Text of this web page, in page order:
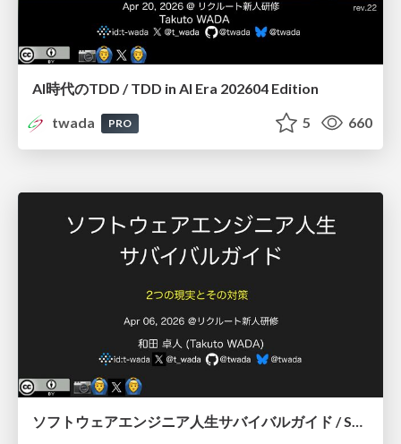
AI時代のTDD / TDD in AI Era 202604 Edition
twada
PRO 5 660
ソフトウェアエンジニア人生サバイバルガイド / Software Engineers Survival Guide 202604 Edition